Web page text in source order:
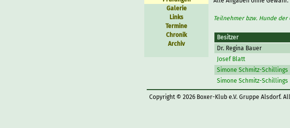
Galerie
Links
Termine
Chronik
Archiv
Teilnehmer bzw. Hunde
Besitzer
Dr. Regina Bauer
Josef Blatt
Simone Schmitz-Schillings
Simone Schmitz-Schillings
Copyright © 2026 Boxer-Klub e.V. Gruppe Alsdorf.